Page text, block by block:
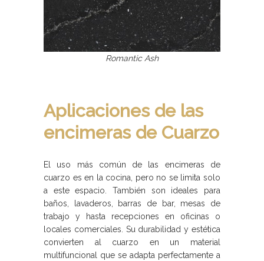
Romantic Ash
Aplicaciones de las
encimeras de Cuarzo
El uso más común de las encimeras de
cuarzo es en la cocina, pero no se limita solo
a este espacio. También son ideales para
baños, lavaderos, barras de bar, mesas de
trabajo y hasta recepciones en oficinas o
locales comerciales. Su durabilidad y estética
convierten al cuarzo en un material
multifuncional que se adapta perfectamente a